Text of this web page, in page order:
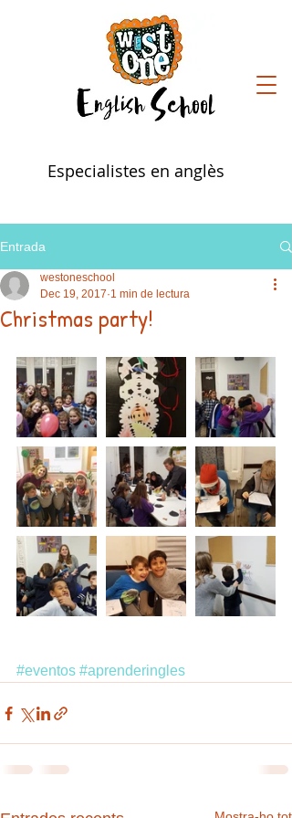
Especialistes en anglès
Entrada
Christmas party!
westoneschool
Dec 19, 2017 1 min de lectura
#eventos #aprenderingles